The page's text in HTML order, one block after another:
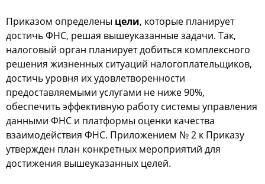
Приказом определены цели, которые планирует
достичь ФНС, решая вышеуказанные задачи. Так,
налоговый орган планирует добиться комплексного
решения жизненных ситуаций налогоплательщиков,
достичь уровня их удовлетворенности
предоставляемыми услугами не ниже 90%,
обеспечить эффективную работу системы управления
данными ФНС и платформы оценки качества
взаимодействия ФНС. Приложением № 2 к Приказу
утвержден план конкретных мероприятий для
достижения вышеуказанных целей.